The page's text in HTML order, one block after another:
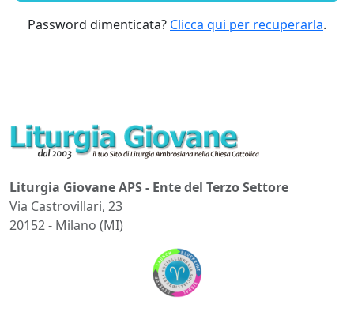
Password dimenticata? Clicca qui per recuperarla.
Liturgia Giovane APS - Ente del Terzo Settore
Via Castrovillari, 23
20152 - Milano (MI)